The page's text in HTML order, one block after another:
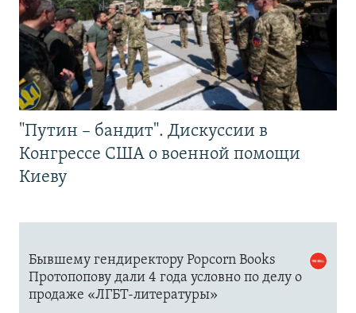
"Путин – бандит". Дискуссии в
Конгрессе США о военной помощи
Киеву